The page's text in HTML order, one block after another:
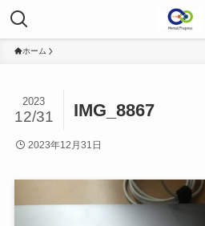
ホーム
IMG_8867
2023
12/31
2023年12月31日